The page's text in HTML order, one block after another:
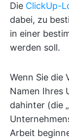
Die ClickUp-
dabei, zu
in einer
werden soll.
Wenn Sie die
Namen Ihres
dahinter (die
Arbeit